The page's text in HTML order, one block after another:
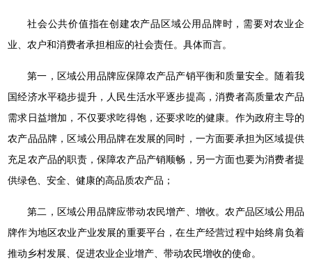
社会公共价值指在创建农产品区域公用品牌时，需要对农业企
业、农户和消费者承担相应的社会责任。具体而言。
第一，区域公用品牌应保障农产品产销平衡和质量安全。随着我
国经济水平稳步提升，人民生活水平逐步提高，消费者高质量农产品
需求日益增加，不仅要求吃得饱，还要求吃的健康。作为政府主导的
农产品品牌，区域公用品牌在发展的同时，一方面要承担为区域提供
充足农产品的职责，保障农产品产销顺畅，另一方面也要为消费者提
供绿色、安全、健康的高品质农产品；
第二，区域公用品牌应带动农民增产、增收。农产品区域公用品
牌作为地区农业产业发展的重要平台，在生产经营过程中始终肩负着
推动乡村发展、促进农业企业增产、带动农民增收的使命。